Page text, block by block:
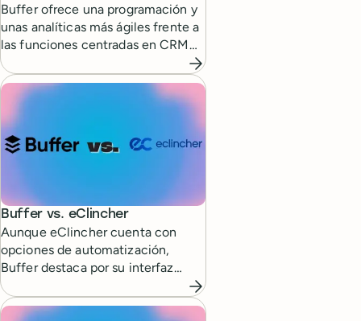
Buffer ofrece una programación y
unas analíticas más ágiles frente a
las funciones centradas en CRM
de Agorapulse.
Buffer vs. eClincher
Aunque eClincher cuenta con
opciones de automatización,
Buffer destaca por su interfaz
sencilla y fácil de usar.